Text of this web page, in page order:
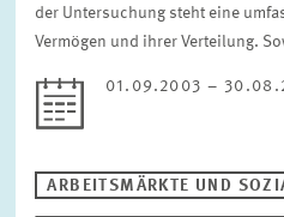
ZURÜCKSETZEN
der Untersuchung steht eine
Vermögen und ihrer Verteilung.
01.09.2003 –
ARBEITSMÄRKTE UND